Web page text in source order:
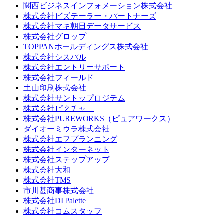
関西ビジネスインフォメーション株式会社
株式会社ビズテーラー・パートナーズ
株式会社マキ朝日データサービス
株式会社グロップ
TOPPANホールディングス株式会社
株式会社シスパル
株式会社エントリーサポート
株式会社フィールド
土山印刷株式会社
株式会社サントップロジテム
株式会社ピクチャー
株式会社PUREWORKS（ピュアワークス）
ダイオーミウラ株式会社
株式会社エフプランニング
株式会社インターネット
株式会社ステップアップ
株式会社大和
株式会社TMS
市川甚商事株式会社
株式会社DI Palette
株式会社コムスタッフ